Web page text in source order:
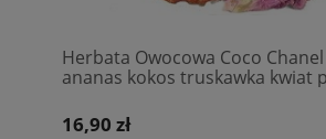
Herbata Owocowa Coco
ananas kokos truskawka kwiat
16,90 zł